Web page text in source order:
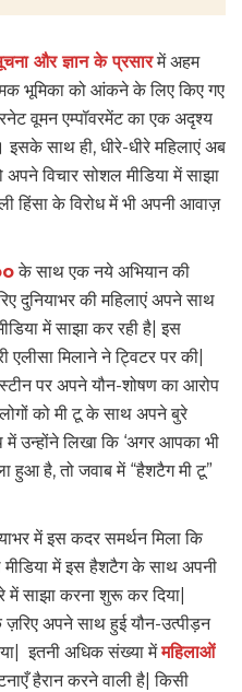
और ज्ञान के प्रसारमें अहम
भूमिका को आंकने के लिए किए गए
वूमन एम्पॉवरमेंट का एक अदृश्य
साथ ही, धीरे-धीरे महिलाएं अब
विचार सोशल मीडिया में साझा
हिंसा के विरोध में भी अपनी आवाज़
के साथ एक नये अभियान की
दुनियाभर की महिलाएं अपने साथ
में साझा कर रही है| इस
मिलाने ने ट्विटर पर की|
पर अपने यौन-शोषण का आरोप
को मी टू के साथ अपने बुरे
उन्होंने लिखा कि ‘अगर आपका भी
हुआ है, तो जवाब में “हैशटैग मी टू”
में इस कदर समर्थन मिला कि
में इस हैशटैग के साथ अपनी
में साझा करना शुरू कर दिया|
अपने साथ हुई यौन-उत्पीड़न
इतनी अधिक संख्या मेंमहिलाओं
हैरान करने वाली है| किसी